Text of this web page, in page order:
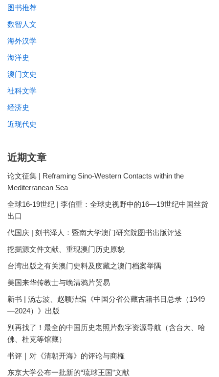
图书推荐
数智人文
海外汉学
海洋史
澳门文史
社科文学
经济史
近现代史
近期文章
论文征集 | Reframing Sino-Western Contacts within the
Mediterranean Sea
全球16-19世纪 | 李伯重：全球史视野中的16—19世纪中国丝货
出口
代国庆 | 刻书泽人：暨南大学澳门研究院图书出版评述
挖掘源文件文献、重现澳门历史原貌
台湾出版之有关澳门史料及庋藏之澳门档案举隅
美国来华传教士与晚清鸦片贸易
新书 | 汤志波、赵颖洁编《中国分省公藏古籍书目总录（1949
—2024）》出版
别再找了！最全的中国历史老照片数字资源导航（含台大、哈
佛、杜克等馆藏）
书评｜对《清朝开海》的评论与商榷
东京大学公布一批新的“琉球王国”文献